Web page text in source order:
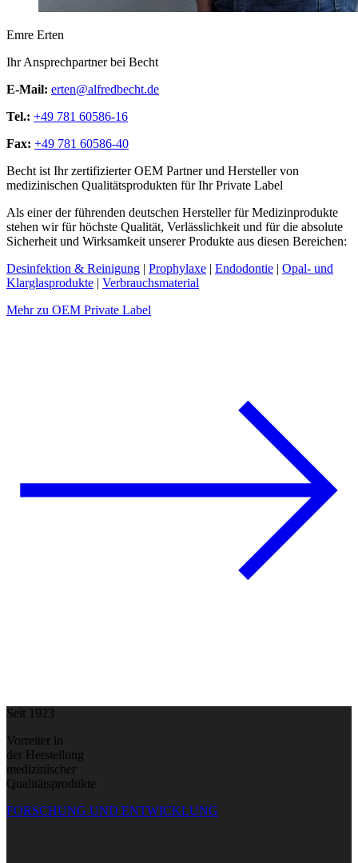
Emre Erten
Ihr Ansprechpartner bei Becht
E-Mail: erten@alfredbecht.de
Tel.: +49 781 60586-16
Fax: +49 781 60586-40
Becht ist Ihr zertifizierter OEM Partner und Hersteller von
medizinischen Qualitätsprodukten für Ihr Private Label
Als einer der führenden deutschen Hersteller für Medizinprodukte
stehen wir für höchste Qualität, Verlässlichkeit und für die absolute
Sicherheit und Wirksamkeit unserer Produkte aus diesen Bereichen:
Desinfektion & Reinigung | Prophylaxe | Endodontie | Opal- und
Klarglasprodukte | Verbrauchsmaterial
Mehr zu OEM Private Label
Seit 1923
Vorreiter in
der Herstellung
medizinischer
Qualitätsprodukte
FORSCHUNG UND ENTWICKLUNG